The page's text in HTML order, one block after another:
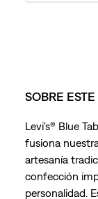
SOBRE
Levi's® Blue
fusiona
artesanía
confección
personalidad.